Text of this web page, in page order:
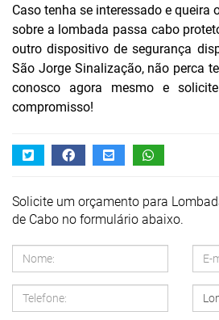
Caso tenha se interessado e queira
sobre a lombada passa cabo
outro dispositivo de segurança
São Jorge Sinalização, não perca
conosco agora mesmo e
compromisso!
Solicite um orçamento para
de Cabo no formulário abaixo.